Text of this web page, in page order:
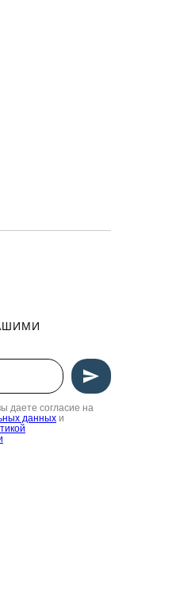
даете согласие на
данных и